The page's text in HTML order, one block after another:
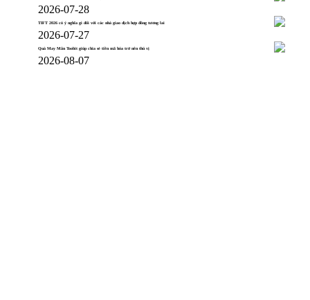
2026-07-28
TIFT 2026 có ý nghĩa gì đối với các nhà giao dịch hợp đồng tương lai
2026-07-27
Quà May Mắn Toobit giúp chia sẻ tiền mã hóa trở nên thú vị
2026-08-07